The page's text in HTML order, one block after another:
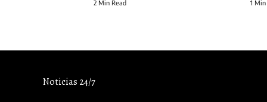
2 Min Read 1 Min
Noticias 24/7